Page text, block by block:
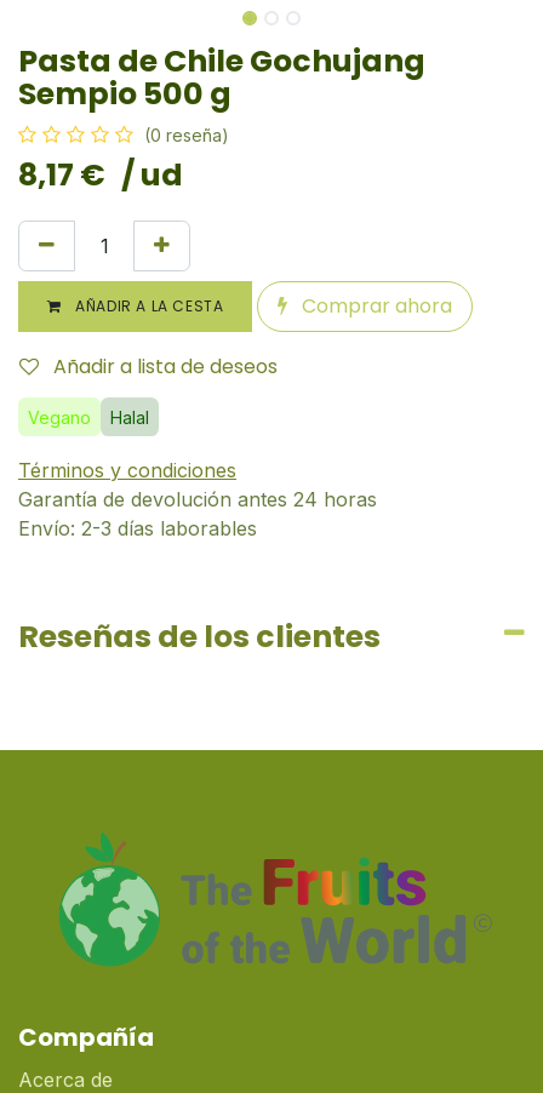
Pasta de Chile Gochujang
Sempio 500 g
(0 reseña)
8,17 € / ud
AÑADIR A LA CESTA Comprar ahora
Añadir a lista de deseos
Vegano Halal
Términos y condiciones
Garantía de devolución antes 24 horas
Envío: 2-3 días laborables
Reseñas de los clientes
Compañía
Acerca de